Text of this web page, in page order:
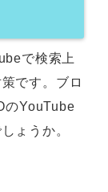
で検索上
です。ブロ
のYouTube
ょうか。